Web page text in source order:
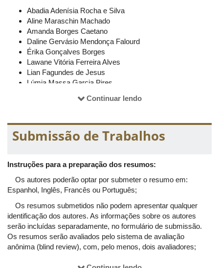
Abadia Adenísia Rocha e Silva
Aline Maraschin Machado
Amanda Borges Caetano
Daline Gervásio Mendonça Falourd
Érika Gonçalves Borges
Lawane Vitória Ferreira Alves
Lian Fagundes de Jesus
Lúmia Massa Garcia Pires
Maíra Sueco Maegava Córdula
Maria Cláudia de Freitas Salomão
Mariana Ferreira de Souza
Rohullah Mojaddedi
Renata Aparecida Soares
Solange Gilberta Basséne
Thaíza Jordana de Assunção Melo Aquino
Valeska Virgínia Soares Souza
Comissão científica
Allisson Benatti Justino
Antonio Otavio Patrocinio
Continuar lendo
Submissão de Trabalhos
Instruções para a preparação dos resumos:
Os autores poderão optar por submeter o resumo em:
Espanhol, Inglês, Francês ou Português;
Os resumos submetidos não podem apresentar qualquer
identificação dos autores. As informações sobre os autores
serão incluídas separadamente, no formulário de submissão.
Os resumos serão avaliados pelo sistema de avaliação
anônima (blind review), com, pelo menos, dois avaliadores;